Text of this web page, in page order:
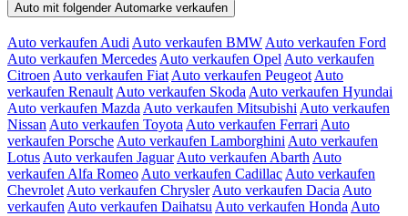
Auto mit folgender Automarke verkaufen
Auto verkaufen Audi Auto verkaufen BMW Auto verkaufen Ford
Auto verkaufen Mercedes Auto verkaufen Opel Auto verkaufen
Citroen Auto verkaufen Fiat Auto verkaufen Peugeot Auto
verkaufen Renault Auto verkaufen Skoda Auto verkaufen Hyundai
Auto verkaufen Mazda Auto verkaufen Mitsubishi Auto verkaufen
Nissan Auto verkaufen Toyota Auto verkaufen Ferrari Auto
verkaufen Porsche Auto verkaufen Lamborghini Auto verkaufen
Lotus Auto verkaufen Jaguar Auto verkaufen Abarth Auto
verkaufen Alfa Romeo Auto verkaufen Cadillac Auto verkaufen
Chevrolet Auto verkaufen Chrysler Auto verkaufen Dacia Auto
verkaufen Auto verkaufen Daihatsu Auto verkaufen Honda Auto